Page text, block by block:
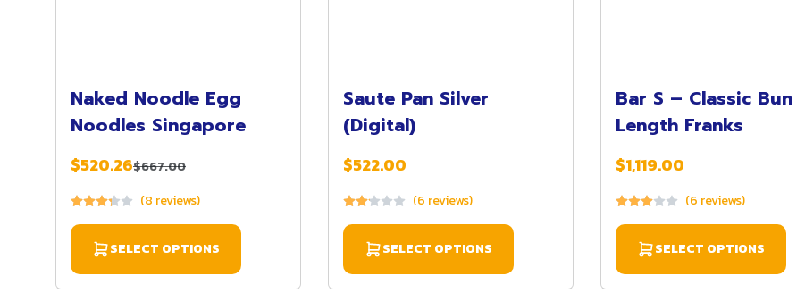
Naked Noodle Egg
Noodles Singapore
$520.26$667.00
(8 reviews)
SELECT OPTIONS
Saute Pan Silver
(Digital)
$522.00
(6 reviews)
SELECT OPTIONS
Bar S – Classic Bun
Length Franks
$1,119.00
(6 reviews)
SELECT OPTIONS